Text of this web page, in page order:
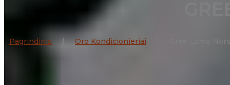
Pagrindinis | Oro Kondicionieriai Gree Lomo